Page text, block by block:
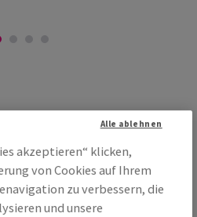
160g/m2, 450mm x 640mm, SRA2,
Mix Credit
Produkt weiterempfehlen
akzeptieren“ klicken,
von Cookies auf Ihrem
zu verbessern, die
und unsere
Alle ablehnen